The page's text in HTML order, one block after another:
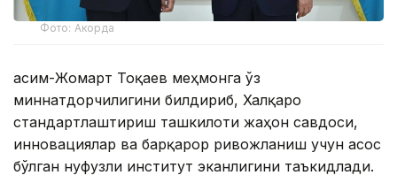
Фото: Акорда
Қасим-Жомарт Тоқаев меҳмонга ўз
миннатдорчилигини билдириб, Халқаро
стандартлаштириш ташкилоти жаҳон савдоси,
инновациялар ва барқарор ривожланиш учун асос
бўлган нуфузли институт эканлигини таъкидлади.